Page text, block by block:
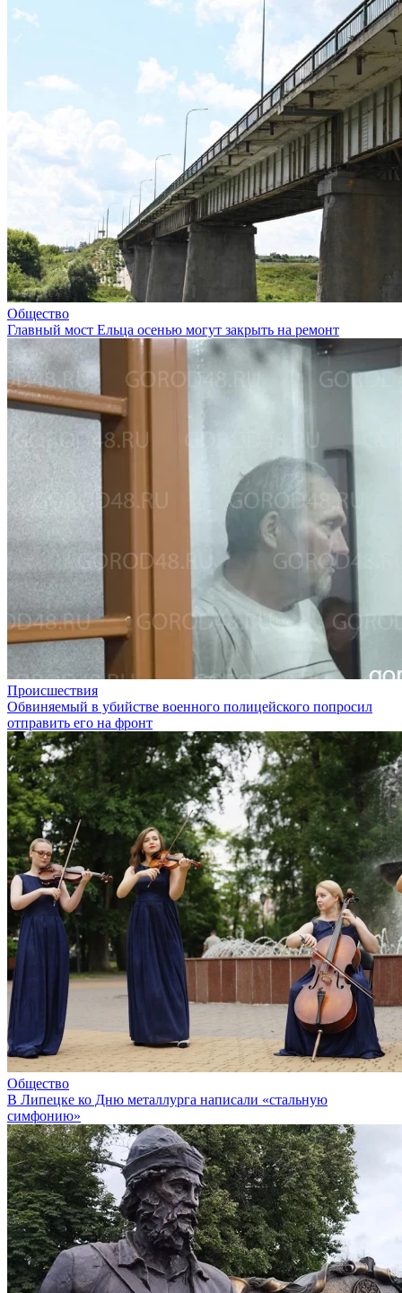
Общество
Главный мост Ельца осенью могут закрыть на ремонт
Происшествия
Обвиняемый в убийстве военного полицейского попросил
отправить его на фронт
Общество
В Липецке ко Дню металлурга написали «стальную
симфонию»